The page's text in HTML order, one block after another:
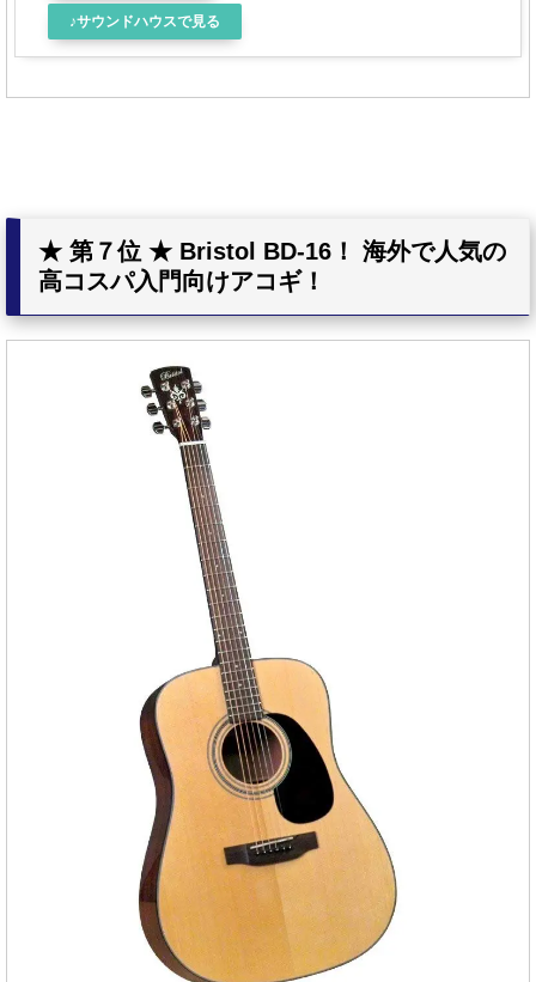
♪サウンドハウスで見る
★ 第７位 ★ Bristol BD-16！ 海外で人気の
高コスパ入門向けアコギ！